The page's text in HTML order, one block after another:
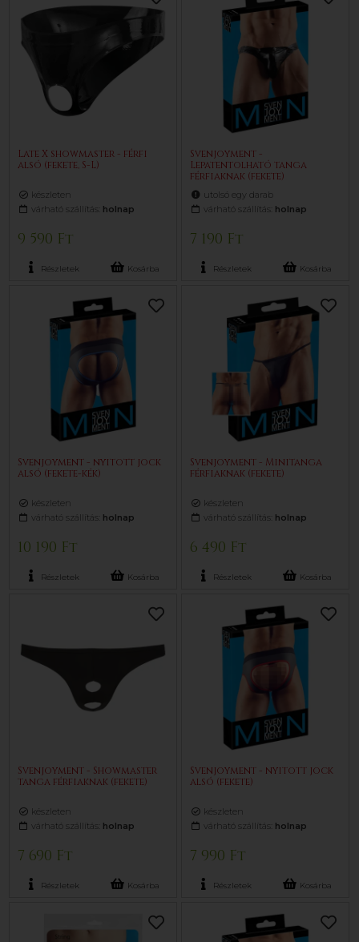
Late X showmaster - férfi
alsó (fekete, S-L)
készleten
várható szállítás: holnap
9 590 Ft
Részletek Kosárba
Svenjoyment -
Lepatentolható tanga
férfiaknak (fekete)
utolsó egy darab
várható szállítás: holnap
7 190 Ft
Részletek Kosárba
Svenjoyment - nyitott jock
alsó (fekete-kék)
készleten
várható szállítás: holnap
10 190 Ft
Részletek Kosárba
Svenjoyment - Minitanga
férfiaknak (fekete)
készleten
várható szállítás: holnap
6 490 Ft
Részletek Kosárba
Svenjoyment - Showmaster
tanga férfiaknak (fekete)
készleten
várható szállítás: holnap
7 690 Ft
Részletek Kosárba
Svenjoyment - nyitott jock
alsó (fekete)
készleten
várható szállítás: holnap
7 990 Ft
Részletek Kosárba